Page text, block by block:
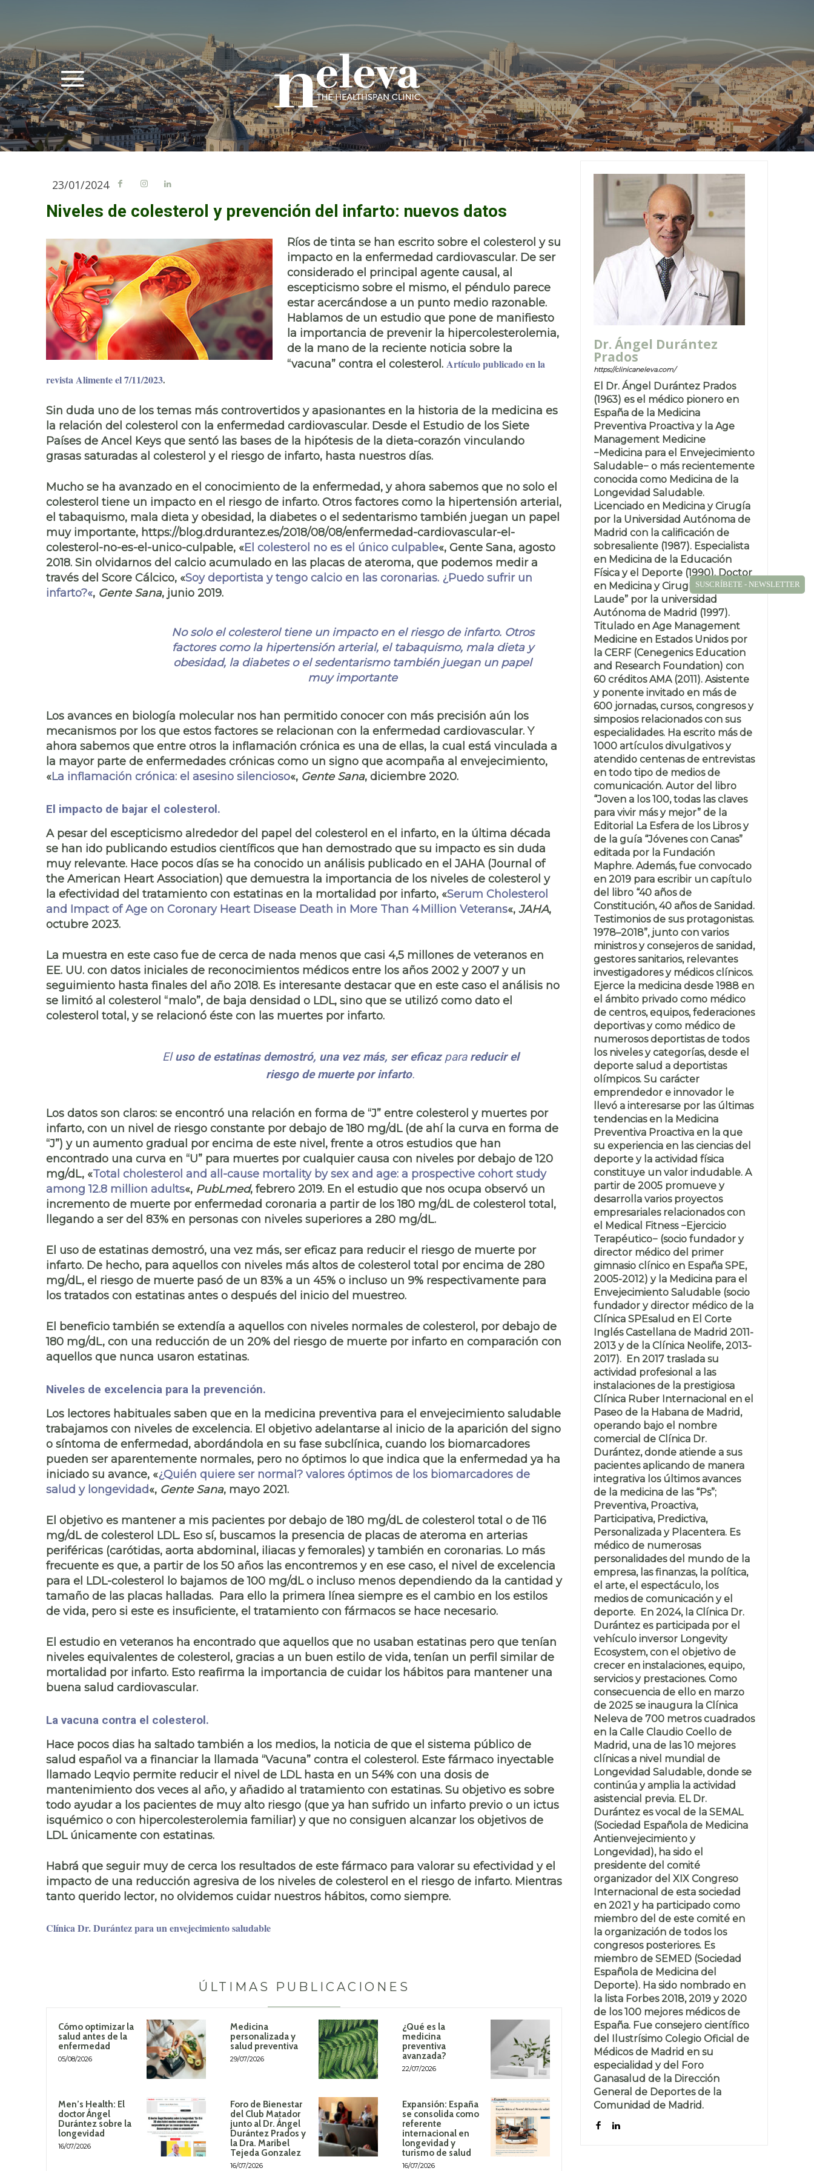
23/01/2024
Niveles de colesterol y prevención del infarto: nuevos datos
Ríos de tinta se han escrito sobre el colesterol y su
impacto en la enfermedad cardiovascular. De ser
considerado el principal agente causal, al
escepticismo sobre el mismo, el péndulo parece
estar acercándose a un punto medio razonable.
Hablamos de un estudio que pone de manifiesto
la importancia de prevenir la hipercolesterolemia,
de la mano de la reciente noticia sobre la
“vacuna” contra el colesterol. Artículo publicado en la
revista Alimente el 7/11/2023.
Sin duda uno de los temas más controvertidos y apasionantes en la historia de la medicina es
la relación del colesterol con la enfermedad cardiovascular. Desde el Estudio de los Siete
Países de Ancel Keys que sentó las bases de la hipótesis de la dieta-corazón vinculando
grasas saturadas al colesterol y el riesgo de infarto, hasta nuestros días.
Mucho se ha avanzado en el conocimiento de la enfermedad, y ahora sabemos que no solo el
colesterol tiene un impacto en el riesgo de infarto. Otros factores como la hipertensión arterial,
el tabaquismo, mala dieta y obesidad, la diabetes o el sedentarismo también juegan un papel
muy importante, https://blog.drdurantez.es/2018/08/08/enfermedad-cardiovascular-el-
colesterol-no-es-el-unico-culpable, «El colesterol no es el único culpable«, Gente Sana, agosto
2018. Sin olvidarnos del calcio acumulado en las placas de ateroma, que podemos medir a
través del Score Cálcico, «Soy deportista y tengo calcio en las coronarias. ¿Puedo sufrir un
infarto?«, Gente Sana, junio 2019.
No solo el colesterol tiene un impacto en el riesgo de infarto. Otros
factores como la hipertensión arterial, el tabaquismo, mala dieta y
obesidad, la diabetes o el sedentarismotambién juegan un papel
muy importante
Los avances en biología molecular nos han permitido conocer con más precisión aún los
mecanismos por los que estos factores se relacionan con la enfermedad cardiovascular. Y
ahora sabemos que entre otros la inflamación crónica es una de ellas, la cual está vinculada a
la mayor parte de enfermedades crónicas como un signo que acompaña al envejecimiento,
«La inflamación crónica: el asesino silencioso«, Gente Sana, diciembre 2020.
El impacto de bajar el colesterol.
A pesar del escepticismo alrededor del papel del colesterol en el infarto, en la última década
se han ido publicando estudios científicos que han demostrado que su impacto es sin duda
muy relevante. Hace pocos días se ha conocido un análisis publicado en el JAHA (Journal of
the American Heart Association) que demuestra la importancia de los niveles de colesterol y
la efectividad del tratamiento con estatinas en la mortalidad por infarto, «Serum Cholesterol
and Impact of Age on Coronary Heart Disease Death in More Than 4 Million Veterans«, JAHA,
octubre 2023.
La muestra en este caso fue de cerca de nada menos que casi 4,5 millones de veteranos en
EE. UU. con datos iniciales de reconocimientos médicos entre los años 2002 y 2007 y un
seguimiento hasta finales del año 2018. Es interesante destacar que en este caso el análisis no
se limitó al colesterol “malo”, de baja densidad o LDL, sino que se utilizó como dato el
colesterol total , y se relacionó éste con las muertes por infarto.
Eluso de estatinas demostró, una vez más, ser eficazpara reducir el
riesgo de muerte por infarto.
Los datos son claros: se encontró una relación en forma de “J” entre colesterol y muertes por
infarto, con un nivel de riesgo constante por debajo de 180 mg/dL(de ahí la curva en forma de
“J”) y un aumento gradual por encima de este nivel, frente a otros estudios que han
encontrado una curva en “U” para muertes por cualquier causa con niveles por debajo de 120
mg/dL, «Total cholesterol and all-cause mortality by sex and age: a prospective cohort study
among 12.8 million adults«, PubLmed, febrero 2019. En el estudio que nos ocupa observó un
incremento de muerte por enfermedad coronaria a partir de los 180 mg/dL de colesterol total,
llegando a ser del 83% en personas con niveles superiores a 280 mg/dL.
El uso de estatinas demostró, una vez más, ser eficaz para reducir el riesgo de muerte por
infarto. De hecho, para aquellos con niveles más altos de colesterol total por encima de 280
mg/dL, el riesgo de muerte pasó de un 83% a un 45% o incluso un 9% respectivamente para
los tratados con estatinas antes o después del inicio del muestreo.
El beneficio también se extendía a aquellos con niveles normales de colesterol , por debajo de
180 mg/dL, con una reducción de un 20% del riesgo de muerte por infarto en comparación con
aquellos que nunca usaron estatinas.
Niveles de excelencia para la prevención.
Los lectores habituales saben que en la medicina preventiva para el envejecimiento saludable
trabajamos con niveles de excelencia. El objetivo adelantarse al inicio de la aparición del signo
o síntoma de enfermedad, abordándola en su fase subclínica, cuando los biomarcadores
pueden ser aparentemente normales, pero no óptimos lo que indica que la enfermedad ya ha
iniciado su avance, «¿Quién quiere ser normal? valores óptimos de los biomarcadores de
salud y longevidad«, Gente Sana, mayo 2021.
El objetivo es mantener a mis pacientes por debajo de 180 mg/dL de colesterol total o de 116
mg/dL de colesterol LDL. Eso sí, buscamos la presencia de placas de ateroma en arterias
periféricas (carótidas, aorta abdominal, iliacas y femorales) y también en coronarias. Lo más
frecuente es que, a partir de los 50 años las encontremos y en ese caso, el nivel de excelencia
para el LDL-colesterol lo bajamos de 100 mg/dL o incluso menos dependiendo da la cantidad y
tamaño de las placas halladas. Para ello la primera línea siempre es el cambio en los estilos
de vida, pero si este es insuficiente, el tratamiento con fármacos se hace necesario.
El estudio en veteranos ha encontrado que aquellos que no usaban estatinas pero que tenían
niveles equivalentes de colesterol, gracias a un buen estilo de vida, tenían un perfil similar de
mortalidad por infarto. Esto reafirma la importancia de cuidar los hábitos para mantener una
buena salud cardiovascular.
La vacuna contra el colesterol.
Hace pocos dias ha saltado también a los medios, la noticia de que el sistema público de
salud español va a financiar la llamada “Vacuna” contra el colesterol . Este fármaco inyectable
llamado Leqvio permite reducir el nivel de LDL hasta en un 54% con una dosis de
mantenimiento dos veces al año, y añadido al tratamiento con estatinas. Su objetivo es sobre
todo ayudar a los pacientes de muy alto riesgo (que ya han sufrido un infarto previo o un ictus
isquémico o con hipercolesterolemia familiar) y que no consiguen alcanzar los objetivos de
LDL únicamente con estatinas.
Habrá que seguir muy de cerca los resultados de este fármaco para valorar su efectividad y el
impacto de una reducción agresiva de los niveles de colesterol en el riesgo de infarto. Mientras
tanto querido lector, no olvidemos cuidar nuestros hábitos, como siempre.
Clínica Dr. Durántez para un envejecimiento saludable
ÚLTIMAS PUBLICACIONES
Cómo optimizar la
salud antes de la
enfermedad
05/08/2026
Medicina
personalizada y
salud preventiva
29/07/2026
¿Qué es la
medicina
preventiva
avanzada?
22/07/2026
Men’s Health: El
doctor Ángel
Durántez sobre la
longevidad
16/07/2026
Foro de Bienestar
del Club Matador
junto al Dr. Ángel
Durántez Prados y
la Dra. Maribel
Tejeda Gonzalez
16/07/2026
Expansión: España
se consolida como
referente
internacional en
longevidad y
turismo de salud
16/07/2026
Dr. Ángel Durántez
Prados
https://clinicaneleva.com/
El Dr. Ángel Durántez Prados
(1963) es el médico pionero en
España de la Medicina
Preventiva Proactiva y la Age
Management Medicine
−Medicina para el Envejecimiento
Saludable− o más recientemente
conocida como Medicina de la
Longevidad Saludable.
Licenciado en Medicina y Cirugía
por la Universidad Autónoma de
Madrid con la calificación de
sobresaliente (1987). Especialista
en Medicina de la Educación
Física y el Deporte (1990). Doctor
en Medicina y Cirugía “Cum
Laude” por la universidad
Autónoma de Madrid (1997).
Titulado en Age Management
Medicine en Estados Unidos por
la CERF (Cenegenics Education
and Research Foundation) con
60 créditos AMA (2011). Asistente
y ponente invitado en más de
600 jornadas, cursos, congresos y
simposios relacionados con sus
especialidades. Ha escrito más de
1000 artículos divulgativos y
atendido centenas de entrevistas
en todo tipo de medios de
comunicación. Autor del libro
“Joven a los 100, todas las claves
para vivir más y mejor” de la
Editorial La Esfera de los Libros y
de la guía “Jóvenes con Canas”
editada por la Fundación
Maphre. Además, fue convocado
en 2019 para escribir un capítulo
del libro “40 años de
Constitución, 40 años de Sanidad.
Testimonios de sus protagonistas.
1978–2018”, junto con varios
ministros y consejeros de sanidad,
gestores sanitarios, relevantes
investigadores y médicos clínicos.
Ejerce la medicina desde 1988 en
el ámbito privado como médico
de centros, equipos, federaciones
deportivas y como médico de
numerosos deportistas de todos
los niveles y categorías, desde el
deporte salud a deportistas
olímpicos. Su carácter
emprendedor e innovador le
llevó a interesarse por las últimas
tendencias en la Medicina
Preventiva Proactiva en la que
su experiencia en las ciencias del
deporte y la actividad física
constituye un valor indudable. A
partir de 2005 promueve y
desarrolla varios proyectos
empresariales relacionados con
el Medical Fitness −Ejercicio
Terapéutico− (socio fundador y
director médico del primer
gimnasio clínico en España SPE,
2005-2012) y la Medicina para el
Envejecimiento Saludable (socio
fundador y director médico de la
Clínica SPEsalud en El Corte
Inglés Castellana de Madrid 2011-
2013 y de la Clínica Neolife, 2013-
2017). En 2017 traslada su
actividad profesional a las
instalaciones de la prestigiosa
Clínica Ruber Internacional en el
Paseo de la Habana de Madrid,
operando bajo el nombre
comercial de Clínica Dr.
Durántez, donde atiende a sus
pacientes aplicando de manera
integrativa los últimos avances
de la medicina de las “Ps”;
Preventiva, Proactiva,
Participativa, Predictiva,
Personalizada y Placentera. Es
médico de numerosas
personalidades del mundo de la
empresa, las finanzas, la política,
el arte, el espectáculo, los
medios de comunicación y el
deporte. En 2024, la Clínica Dr.
Durántez es participada por el
vehículo inversor Longevity
Ecosystem, con el objetivo de
crecer en instalaciones, equipo,
servicios y prestaciones. Como
consecuencia de ello en marzo
de 2025 se inaugura la Clínica
Neleva de 700 metros cuadrados
en la Calle Claudio Coello de
Madrid, una de las 10 mejores
clínicas a nivel mundial de
Longevidad Saludable, donde se
continúa y amplia la actividad
asistencial previa. EL Dr.
Durántez es vocal de la SEMAL
(Sociedad Española de Medicina
Antienvejecimiento y
Longevidad), ha sido el
presidente del comité
organizador del XIX Congreso
Internacional de esta sociedad
en 2021 y ha participado como
miembro del de este comité en
la organización de todos los
congresos posteriores. Es
miembro de SEMED (Sociedad
Española de Medicina del
Deporte). Ha sido nombrado en
la lista Forbes 2018, 2019 y 2020
de los 100 mejores médicos de
España. Fue consejero científico
del Ilustrísimo Colegio Oficial de
Médicos de Madrid en su
especialidad y del Foro
Ganasalud de la Dirección
General de Deportes de la
Comunidad de Madrid.
SUSCRÍBETE - NEWSLETTER